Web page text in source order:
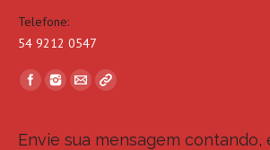
Telefone:
54 9212 0547
Find us on:
Envie sua mensagem contando,